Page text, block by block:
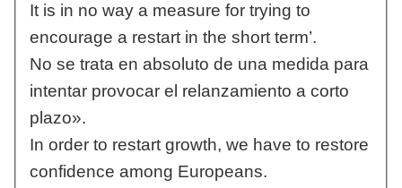
It is in no way a measure for trying to
encourage a restart in the short term’.
No se trata en absoluto de una medida para
intentar provocar el relanzamiento a corto
plazo».
In order to restart growth, we have to restore
confidence among Europeans.